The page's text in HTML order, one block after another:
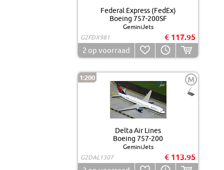
Federal Express (FedEx)
Boeing 757-200SF
GeminiJets
G2FDX981
€ 117.95
2 op voorraad
1:200 M
Delta Air Lines
Boeing 757-200
GeminiJets
G2DAL1307
€ 113.95